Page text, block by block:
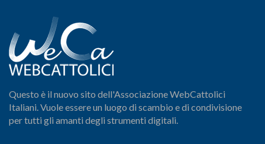
Questo è il nuovo sito dell'Associazione WebCattolici
Italiani. Vuole essere un luogo di scambio e di condivisione
per tutti gli amanti degli strumenti digitali.